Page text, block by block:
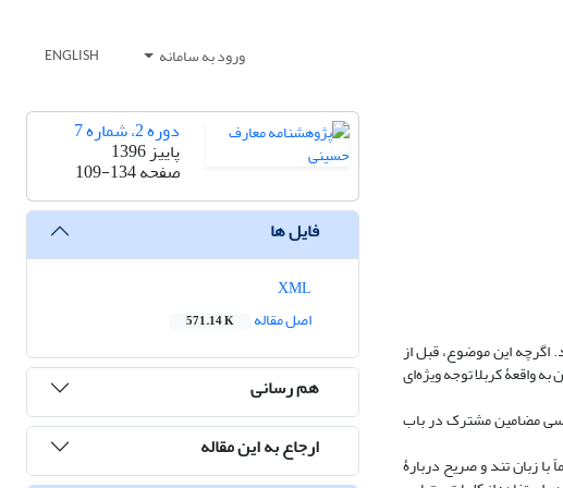
ورود به سامانه ENGLISH
اگرچه این موضوع، قبل از
واقعۀ کربلا توجه ویژه‌ای
مضامین مشترک در باب
زبان تند و صریح دربارۀ
دوره 2، شماره 7
پاییز 1396
صفحه109-134
فایل ها
اصل مقاله
571.14 K
هم رسانی
ارجاع به این مقاله